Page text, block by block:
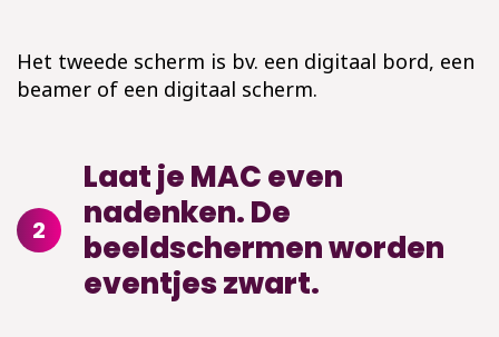
Het tweede scherm is bv. een digitaal bord, een
beamer of een digitaal scherm.
2
Laat je MAC even
nadenken. De
beeldschermen worden
eventjes zwart.